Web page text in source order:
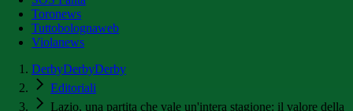
Toronews
Tuttobolognaweb
Violanews
DerbyDerbyDerby
Editoriali
Lazio, una partita che vale un'intera stagione: il valore della